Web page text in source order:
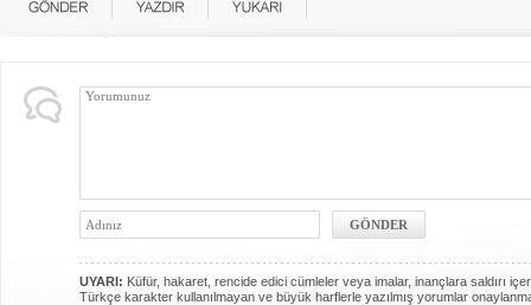
UYARI: Küfür, hakaret, rencide edici cümleler veya imalar, inançlara saldırı
Türkçe karakter kullanılmayan ve büyük harflerle yazılmış yorumlar